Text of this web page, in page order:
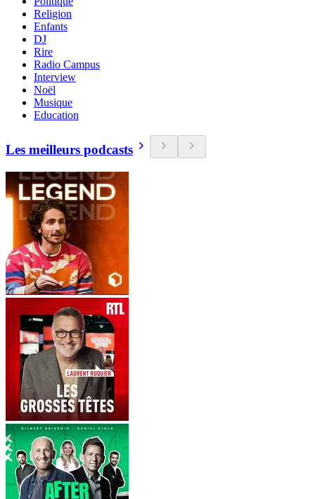
Religion
Enfants
DJ
Rire
Radio Campus
Interview
Noël
Musique
Education
Les meilleurs podcasts